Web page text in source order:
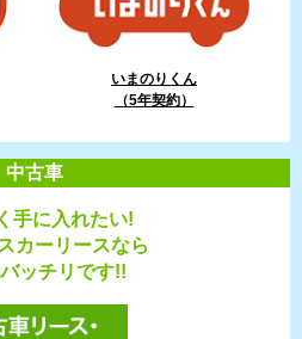
いまのりくん
（5年契約）
中古車
手に入れたい!
カーリースなら
ッチリです!!